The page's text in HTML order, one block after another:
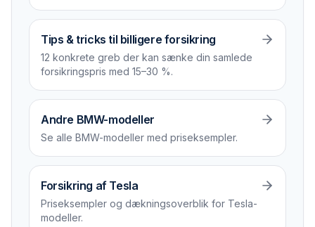
Tips & tricks til billigere forsikring
12 konkrete greb der kan sænke din samlede
forsikrings­pris med 15–30 %.
Andre BMW-modeller
Se alle BMW-modeller med priseksempler.
Forsikring af Tesla
Priseksempler og dækningsoverblik for Tesla-
modeller.